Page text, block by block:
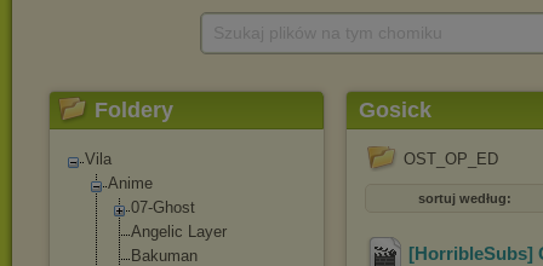
Foldery
Vila
Anime
07-Ghost
Angelic Layer
Bakuman
Gosick
OST_OP_ED
sortuj według:
[HorribleSubs]